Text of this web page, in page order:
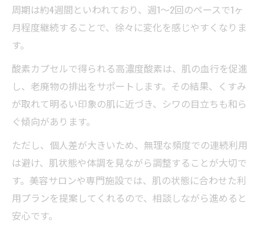
周期は約4週間といわれており、週1～2回のペースで1ヶ
月程度継続することで、徐々に変化を感じやすくなりま
す。
酸素カプセルで得られる高濃度酸素は、肌の血行を促進
し、老廃物の排出をサポートします。その結果、くすみ
が取れて明るい印象の肌に近づき、シワの目立ちも和ら
ぐ傾向があります。
ただし、個人差が大きいため、無理な頻度での連続利用
は避け、肌状態や体調を見ながら調整することが大切で
す。美容サロンや専門施設では、肌の状態に合わせた利
用プランを提案してくれるので、相談しながら進めると
安心です。